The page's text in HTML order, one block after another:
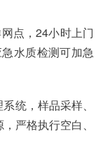
点，24小时上门
水质检测可加急
统，样品采样、
严格执行空白、